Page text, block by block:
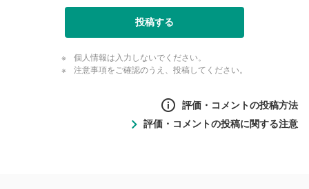
投稿する
個人情報は入力しないでください。
注意事項をご確認のうえ、投稿してください。
評価・コメントの投稿方法
評価・コメントの投稿に関する注意